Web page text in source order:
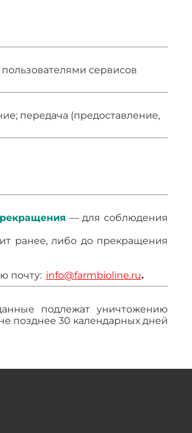
сервисов
передача (предоставление,
— для соблюдения
ранее, либо до прекращения
почту: info@farmbioline.ru.
подлежат уничтожению
позднее 30 календарных дней